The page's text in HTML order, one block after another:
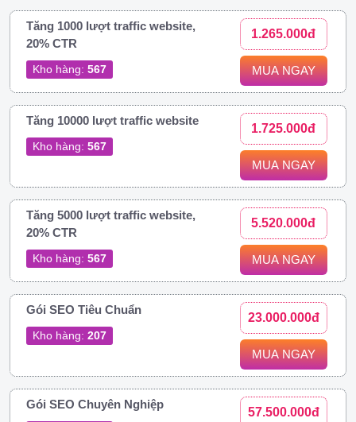
Tăng 1000 lượt traffic website,
20% CTR
Kho hàng: 567
1.265.000đ
MUA NGAY
Tăng 10000 lượt traffic website
Kho hàng: 567
1.725.000đ
MUA NGAY
Tăng 5000 lượt traffic website,
20% CTR
Kho hàng: 567
5.520.000đ
MUA NGAY
Gói SEO Tiêu Chuẩn
Kho hàng: 207
23.000.000đ
MUA NGAY
Gói SEO Chuyên Nghiệp
57.500.000đ